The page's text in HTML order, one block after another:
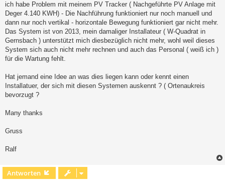
g
ich habe Problem mit meinem PV Tracker ( Nachgeführte PV Anlage mit
Deger 4.140 KWH) - Die Nachführung funktioniert nur noch manuell und
dann nur noch vertikal - horizontale Bewegung funktioniert gar nicht mehr.
Das System ist von 2013, mein damaliger Installateur ( W-Quadrat in
Gernsbach ) unterstützt mich diesbezüglich nicht mehr, wohl weil dieses
System sich auch nicht mehr rechnen und auch das Personal ( weiß ich )
für die Wartung fehlt.
Hat jemand eine Idee an was dies liegen kann oder kennt einen
Installatuer, der sich mit diesen Systemen auskennt ? ( Ortenaukreis
bevorzugt ?
Many thanks
Gruss
Ralf
Antworten